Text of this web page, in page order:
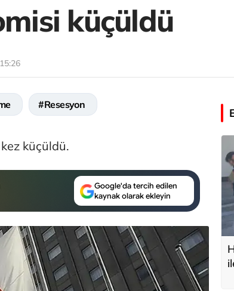
küçüldü
#Resesyon
küçüldü.
Google'da tercih edilen
kaynak olarak ekleyin